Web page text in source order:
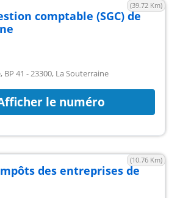
(39.72 Km)
comptable (SGC) de
41 - 23300, La Souterraine
le numéro
(10.76 Km)
des entreprises de